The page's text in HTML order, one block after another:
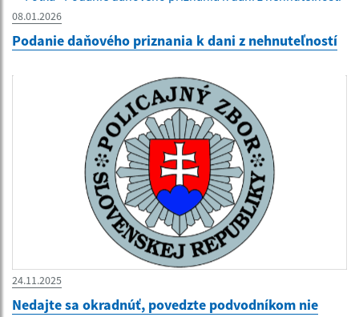
08.01.2026
Podanie daňového priznania k dani z nehnuteľností
24.11.2025
Nedajte sa okradnúť, povedzte podvodníkom nie